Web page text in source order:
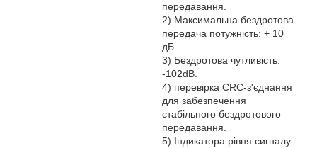
передавання.
2) Максимальна бездротова
передача потужність: + 10
дБ.
3) Бездротова чутливість:
-102dB.
4) перевірка CRC-з'єднання
для забезпечення
стабільного бездротового
передавання.
5) Індикатора рівня сигналу